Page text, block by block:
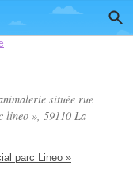
située rue
lineo », 59110 La
parc Lineo »